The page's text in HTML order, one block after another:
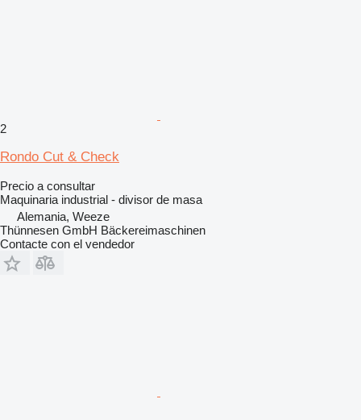
2
Rondo Cut & Check
Precio a consultar
Maquinaria industrial - divisor de masa
Alemania, Weeze
Thünnesen GmbH Bäckereimaschinen
Contacte con el vendedor